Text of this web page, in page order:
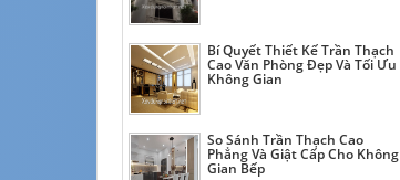
Bí Quyết Thiết Kế Trần Thạch
Cao Văn Phòng Đẹp Và Tối Ưu
Không Gian
So Sánh Trần Thạch Cao
Phẳng Và Giật Cấp Cho Không
Gian Bếp